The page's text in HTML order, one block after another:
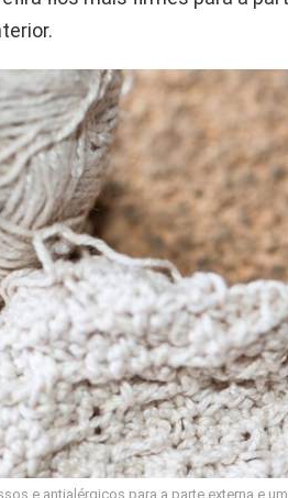
e antialérgicos para a parte externa e